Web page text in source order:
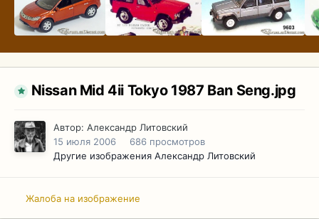
Nissan Mid 4ii Tokyo 1987 Ban Seng.jpg
Автор: Александр Литовский
15 июля 2006
686 просмотров
Другие изображения Александр Литовский
Жалоба на изображение